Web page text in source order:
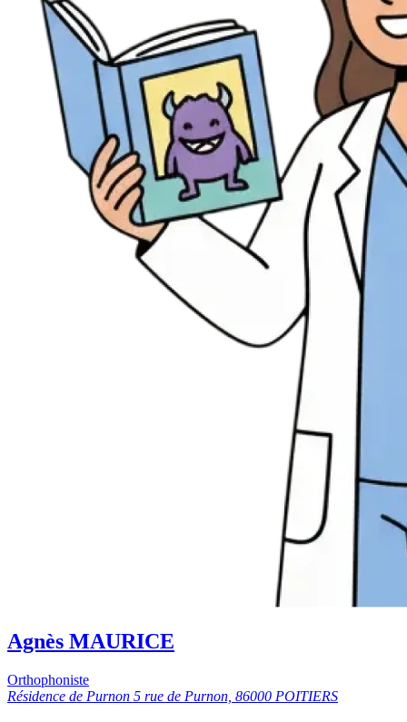
Agnès MAURICE
Orthophoniste
Résidence de Purnon 5 rue de Purnon, 86000 POITIERS